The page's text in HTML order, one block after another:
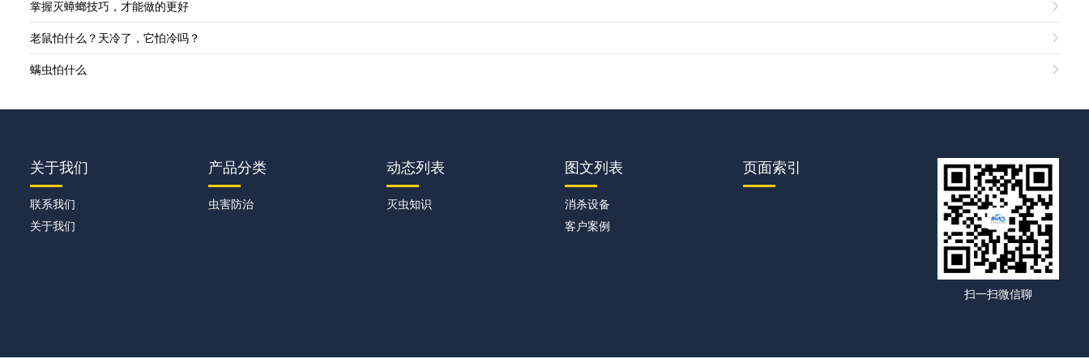
掌握灭蟑螂技巧，才能做的更好
老鼠怕什么？天冷了，它怕冷吗？
螨虫怕什么
关于我们
联系我们
关于我们
产品分类
虫害防治
动态列表
灭虫知识
图文列表
消杀设备
客户案例
页面索引
扫一扫微信聊